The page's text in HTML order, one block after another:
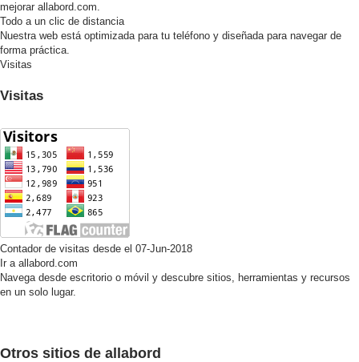
mejorar allabord.com.
Todo a un clic de distancia
Nuestra web está optimizada para tu teléfono y diseñada para navegar de
forma práctica.
Visitas
Visitas
Contador de visitas desde el 07-Jun-2018
Ir a allabord.com
Navega desde escritorio o móvil y descubre sitios, herramientas y recursos
en un solo lugar.
Otros sitios de allabord